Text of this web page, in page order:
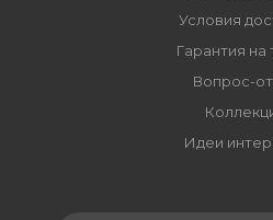
Условия
Гарантия на
Вопрос-
Идеи